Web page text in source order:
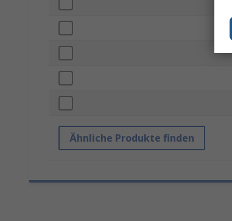
Ähnliche Produkte finden